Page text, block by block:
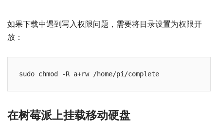
如果下载中遇到写入权限问题，需要将目录设置为权限开
放：
在树莓派上挂载移动硬盘